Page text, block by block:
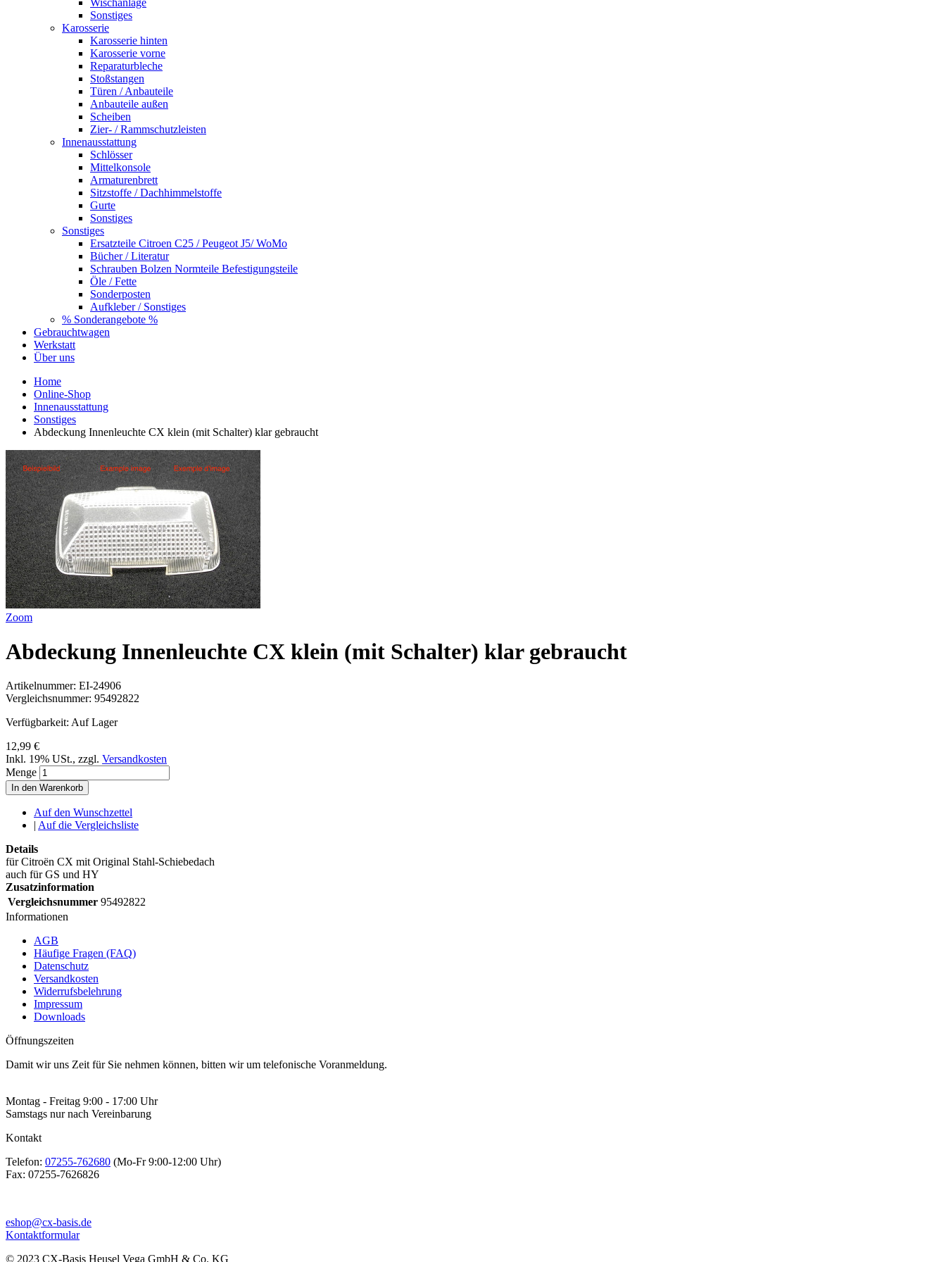
Sonstiges
Karosserie
Karosserie hinten
Karosserie vorne
Reparaturbleche
Stoßstangen
Türen / Anbauteile
Anbauteile außen
Scheiben
Zier- / Rammschutzleisten
Innenausstattung
Schlösser
Mittelkonsole
Armaturenbrett
Sitzstoffe / Dachhimmelstoffe
Gurte
Sonstiges
Sonstiges
Ersatzteile Citroen C25 / Peugeot J5/ WoMo
Bücher / Literatur
Schrauben Bolzen Normteile Befestigungsteile
Öle / Fette
Sonderposten
Aufkleber / Sonstiges
% Sonderangebote %
Gebrauchtwagen
Werkstatt
Über uns
Home
Online-Shop
Innenausstattung
Sonstiges
Abdeckung Innenleuchte CX klein (mit Schalter) klar gebraucht
Zoom
Abdeckung Innenleuchte CX klein (mit Schalter) klar gebraucht
Artikelnummer: EI-24906
Vergleichsnummer: 95492822
Verfügbarkeit: Auf Lager
12,99 €
Inkl. 19% USt., zzgl. Versandkosten
Menge
In den Warenkorb
Auf den Wunschzettel
| Auf die Vergleichsliste
Details
für Citroën CX mit Original Stahl-Schiebedach
auch für GS und HY
Zusatzinformation
Vergleichsnummer 95492822
Informationen
AGB
Häufige Fragen (FAQ)
Datenschutz
Versandkosten
Widerrufsbelehrung
Impressum
Downloads
Öffnungszeiten
Damit wir uns Zeit für Sie nehmen können, bitten wir um telefonische Voranmeldung.
Montag - Freitag 9:00 - 17:00 Uhr
Samstags nur nach Vereinbarung
Kontakt
Telefon: 07255-762680 (Mo-Fr 9:00-12:00 Uhr)
Fax: 07255-7626826
eshop@cx-basis.de
Kontaktformular
© 2023 CX-Basis Heusel Vega GmbH & Co. KG